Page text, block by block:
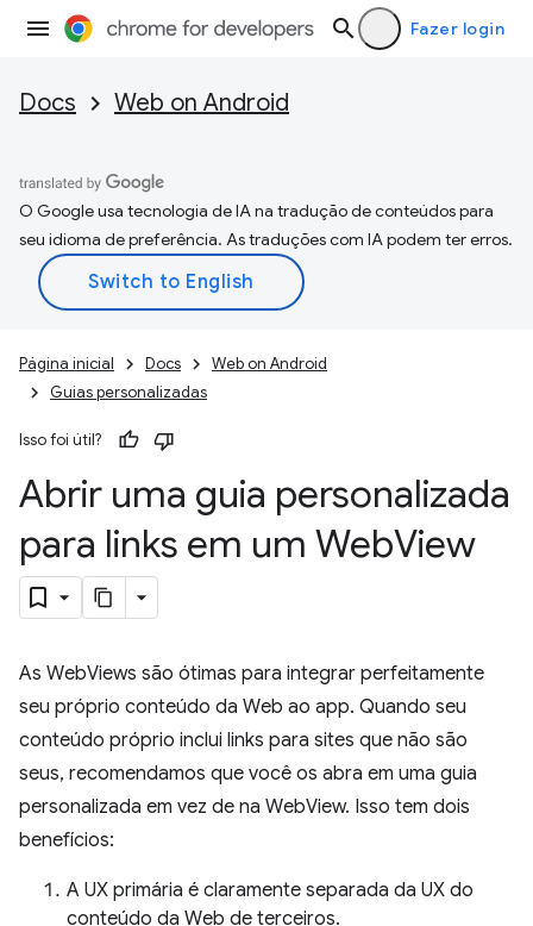
Fazer login
Docs Web on Android
O Google usa tecnologia de IA na tradução de conteúdos para
seu idioma de preferência. As traduções com IA podem ter erros.
Página inicial Docs
Web on Android
Guias personalizadas
Isso foi útil?
Abrir uma guia personalizada
para links em um WebView
As WebViews são ótimas para integrar perfeitamente
seu próprio conteúdo da Web ao app. Quando seu
conteúdo próprio inclui links para sites que não são
seus, recomendamos que você os abra em uma guia
personalizada em vez de na WebView. Isso tem dois
benefícios:
A UX primária é claramente separada da UX do
conteúdo da Web de terceiros.